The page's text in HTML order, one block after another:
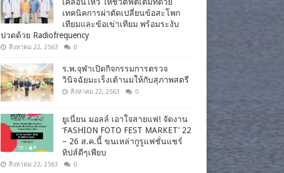
เทคนิคการผ่าตัดเปลี่ยนข้อสะโพก
เทียมและข้อเข่าเทียม พร้อมระงับ
ปวดด้วย Radiofrequency
สิงหาคม 22, 2563 0
ร.พ.จุฬาเปิดกิจกรรมการตรวจ
วินิจฉัยมะเร็งเต้านมให้กับสุภาพสตรี
สิงหาคม 22, 2563 0
ยูเนี่ยน มอลล์ เอาใจสายแฟ! จัดงาน
‘FASHION FOTO FEST MARKET’ 22
– 26 ส.ค.นี้ ขนเหล่ากูรูแฟชั่นแชร์
ทิปส์ดีๆเพียบ
สิงหาคม 22, 2563 0